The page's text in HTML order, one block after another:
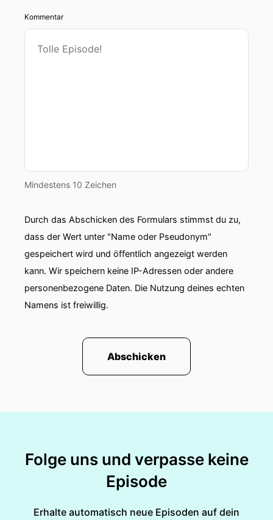
Kommentar
Mindestens 10 Zeichen
Durch das Abschicken des Formulars stimmst du zu,
dass der Wert unter "Name oder Pseudonym"
gespeichert wird und öffentlich angezeigt werden
kann. Wir speichern keine IP-Adressen oder andere
personenbezogene Daten. Die Nutzung deines echten
Namens ist freiwillig.
Abschicken
Folge uns und verpasse keine
Episode
Erhalte automatisch neue Episoden auf dein